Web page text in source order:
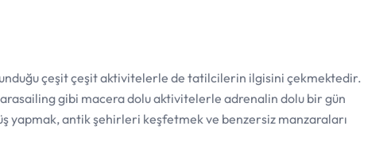
çeşit çeşit aktivitelerle de tatilcilerin ilgisini çekmektedir.
gibi macera dolu aktivitelerle adrenalin dolu bir gün
yapmak, antik şehirleri keşfetmek ve benzersiz manzaraları